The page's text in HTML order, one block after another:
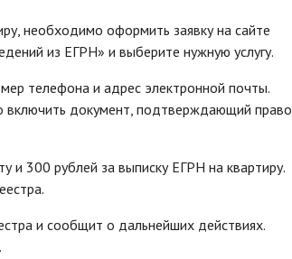
необходимо оформить заявку на сайте
из ЕГРН» и выберите нужную услугу.
телефона и адрес электронной почты.
включить документ, подтверждающий право
и 300 рублей за выписку ЕГРН на квартиру.
и сообщит о дальнейших действиях.